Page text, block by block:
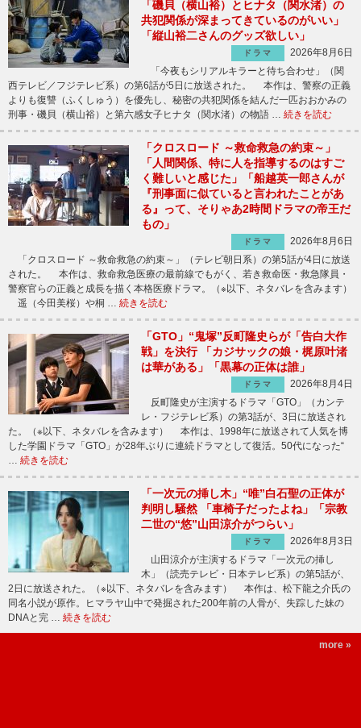
「磯貝（横山裕）とヒナタ（関水渚）の
共犯関係が深まってきているのがいい」
「縦山裕二さんのグッズ欲しい」
ドラマ
2026年8月6日
「今夜もシリアルキラーと待ち合わせ」（関
西テレビ／フジテレビ系）の第6話が5日に放送された。 本作は、警察の正義
よりも復讐（ふくしゅう）を優先し、秘密の共犯関係を結んだ一匹おおかみの
刑事・磯貝（横山裕）と第六感女子ヒナタ（関水渚）の物語 … 続きを読む
「クロスロード ～救命救急の約束～」
「人間関係、特に人を指導するのはすご
く難しいと感じた」「船越英一郎さんが
『刑事面に似ていると言われたことがあ
る』って、そりゃあ2時間ドラマの帝王だ
もの」
ドラマ
2026年8月6日
「クロスロード ～救命救急の約束～」（テレビ朝日系）の第5話が4日に放送
された。 本作は、救命救急医療の最前線でもがく、若き救命医・救急隊員・
警察官らの正義と成長を描く本格医療ドラマ。（※以下、ネタバレを含みます）
遥（今田美桜）や桐 … 続きを読む
「GTO」“鬼塚”反町隆史らが「告白大作
戦」を決行 「カジサックの娘・梶原叶渚
は華がある」「黒幕の正体は誰」
ドラマ
2026年8月4日
反町隆史が主演するドラマ「GTO」（カンテ
レ・フジテレビ系）の第3話が、3日に放送され
た。（※以下、ネタバレを含みます） 本作は、1998年に放送されて人気を博
した学園ドラマ「GTO」が28年ぶりに連続ドラマとして復活。50代になった“
… 続きを読む
「一次元の挿し木」“唯”白石聖の正体が
判明し騒然 「車椅子だったよね」「宗教
二世の“悠”山田涼介がつらい」
ドラマ
2026年8月3日
山田涼介が主演するドラマ「一次元の挿し
木」（読売テレビ・日本テレビ系）の第5話が、
2日に放送された。（※以下、ネタバレを含みます） 本作は、松下龍之介氏の
同名小説が原作。ヒマラヤ山中で発掘された200年前の人骨が、失踪した妹の
DNAと完 … 続きを読む
more »